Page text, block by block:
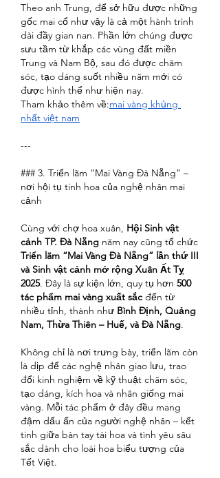
Theo anh Trung, để sở hữu được những
gốc mai cổ như vậy là cả một hành trình
dài đầy gian nan. Phần lớn chúng được
sưu tầm từ khắp các vùng đất miền
Trung và Nam Bộ, sau đó được chăm
sóc, tạo dáng suốt nhiều năm mới có
được hình thể như hiện nay.
Tham khảo thêm về:mai vàng khủng
nhất việt nam
---
### 3. Triển lãm “Mai Vàng Đà Nẵng” –
nơi hội tụ tinh hoa của nghệ nhân mai
cảnh
Cùng với chợ hoa xuân, Hội Sinh vật
cảnh TP. Đà Nẵng
Triển lãm “Mai Vàng Đà Nẵng” lần thứ III
và Sinh vật cảnh mở rộng Xuân Ất Tỵ
2025. Đây là sự kiện lớn, quy tụ hơn 500
tác phẩm mai vàng xuất sắc đến từ
nhiều tỉnh, thành như Bình Định, Quảng
Nam, Thừa Thiên – Huế, và Đà Nẵng.
Không chỉ là nơi trưng bày, triển lãm còn
là dịp để các nghệ nhân giao lưu, trao
đổi kinh nghiệm về kỹ thuật chăm sóc,
tạo dáng, kích hoa và nhân giống mai
vàng. Mỗi tác phẩm ở đây đều mang
đậm dấu ấn của người nghệ nhân – kết
tinh giữa bàn tay tài hoa và tình yêu sâu
sắc dành cho loài hoa biểu tượng của
Tết Việt.